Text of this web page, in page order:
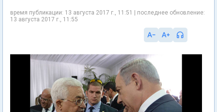
время публикации: 13 августа 2017 г., 11:51 | последнее обновление:
13 августа 2017 г., 11:55